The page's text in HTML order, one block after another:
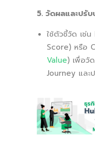
5. วัดผลและปรั
ใช้ตัวชี้วัด เช่
Score) หรือ
Value) เพื่อวั
Journey และ